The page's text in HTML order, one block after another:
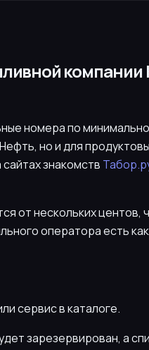
номера по
но и для
знакомств
от нескольких центов,
оператора есть
сервис в каталоге.
зарезервирован, а